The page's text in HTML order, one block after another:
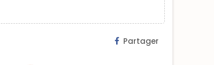
Partager